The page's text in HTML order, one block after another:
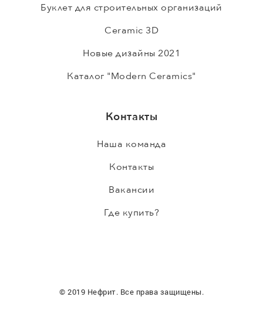
Буклет для строительных организаций
Ceramic 3D
Новые дизайны 2021
Каталог "Modern Ceramics"
Контакты
Наша команда
Контакты
Вакансии
Где купить?
© 2019 Нефрит. Все права защищены.